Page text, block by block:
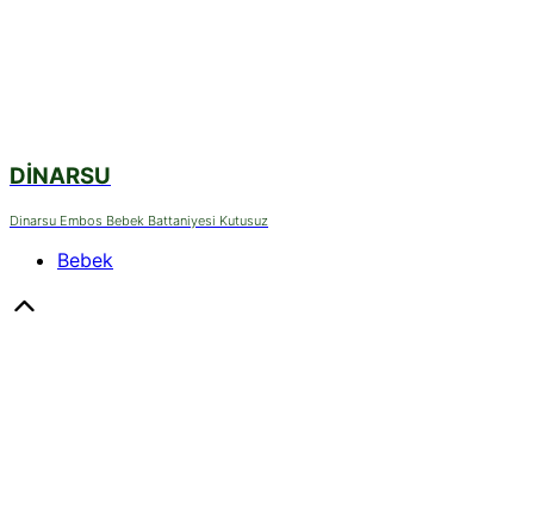
DINARSU
Dinarsu Embos Bebek Battaniyesi Kutusuz
Bebek